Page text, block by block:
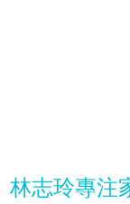
林志玲專注